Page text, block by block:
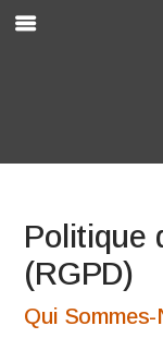
Politique
(RGPD)
Qui